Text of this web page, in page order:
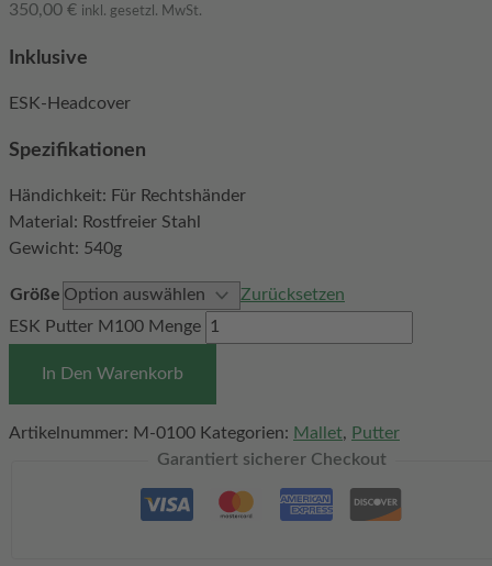
350,00 € inkl. gesetzl. MwSt.
Inklusive
ESK-Headcover
Spezifikationen
Händichkeit: Für Rechtshänder
Material: Rostfreier Stahl
Gewicht: 540g
Größe
Zurücksetzen
ESK Putter M100 Menge
In Den Warenkorb
Artikelnummer: M-0100 Kategorien: Mallet, Putter
Garantiert sicherer Checkout